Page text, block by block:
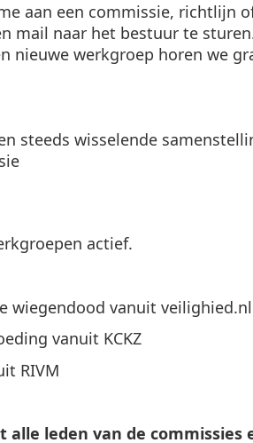
aan een commissie, richtlijn
mail naar het bestuur te
nieuwe werkgroep horen we
steeds wisselende
actief.
wiegendood vanuit veilighied.nl
vanuit KCKZ
RIVM
alle leden van de commissies